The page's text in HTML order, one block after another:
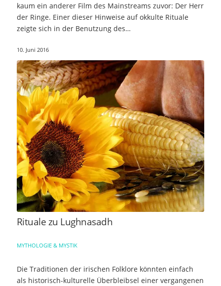
kaum ein anderer Film des Mainstreams zuvor: Der Herr
der Ringe. Einer dieser Hinweise auf okkulte Rituale
zeigte sich in der Benutzung des…
10. Juni 2016
Rituale zu Lughnasadh
MYTHOLOGIE & MYSTIK
Die Traditionen der irischen Folklore könnten einfach
als historisch-kulturelle Überbleibsel einer vergangenen